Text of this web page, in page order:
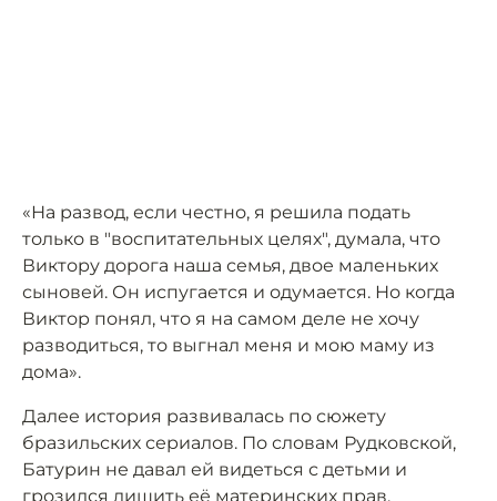
«На развод, если честно, я решила подать
только в "воспитательных целях", думала, что
Виктору дорога наша семья, двое маленьких
сыновей. Он испугается и одумается. Но когда
Виктор понял, что я на самом деле не хочу
разводиться, то выгнал меня и мою маму из
дома».
Далее история развивалась по сюжету
бразильских сериалов. По словам Рудковской,
Батурин не давал ей видеться с детьми и
грозился лишить её материнских прав.